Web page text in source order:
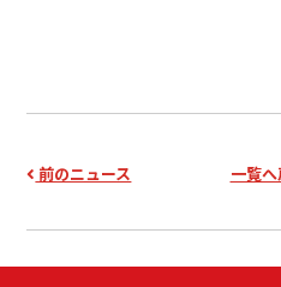
前のニュース 一覧